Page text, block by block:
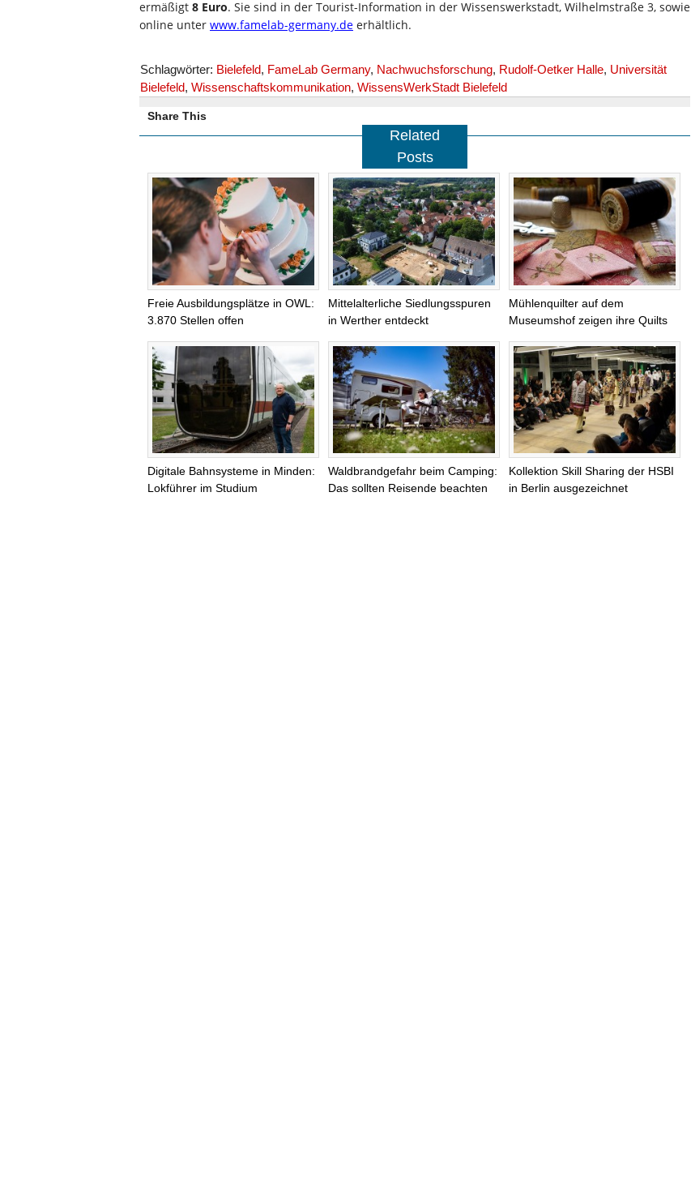
ermäßigt 8 Euro. Sie sind in der Tourist-Information in der Wissenswerkstadt, Wilhelmstraße 3, sowie
online unter www.famelab-germany.de erhältlich.
Schlagwörter: Bielefeld, FameLab Germany, Nachwuchsforschung, Rudolf-Oetker Halle, Universität
Bielefeld, Wissenschaftskommunikation, WissensWerkStadt Bielefeld
Share This
Related
Posts
Freie Ausbildungsplätze in OWL:
3.870 Stellen offen
Mittelalterliche Siedlungsspuren
in Werther entdeckt
Mühlenquilter auf dem
Museumshof zeigen ihre Quilts
Digitale Bahnsysteme in Minden:
Lokführer im Studium
Waldbrandgefahr beim Camping:
Das sollten Reisende beachten
Kollektion Skill Sharing der HSBI
in Berlin ausgezeichnet